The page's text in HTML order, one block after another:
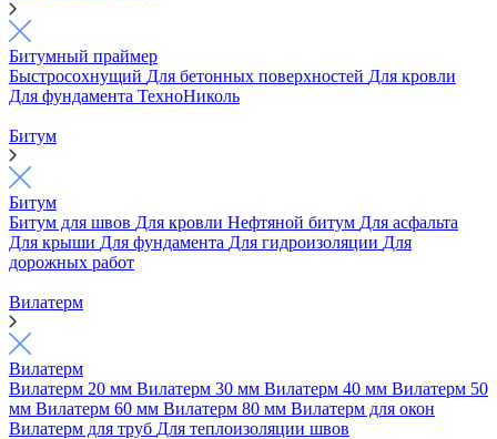
Битумный праймер
Быстросохнущий Для бетонных поверхностей Для кровли
Для фундамента ТехноНиколь
Битум
Битум
Битум для швов Для кровли Нефтяной битум Для асфальта
Для крыши Для фундамента Для гидроизоляции Для
дорожных работ
Вилатерм
Вилатерм
Вилатерм 20 мм Вилатерм 30 мм Вилатерм 40 мм Вилатерм 50
мм Вилатерм 60 мм Вилатерм 80 мм Вилатерм для окон
Вилатерм для труб Для теплоизоляции швов